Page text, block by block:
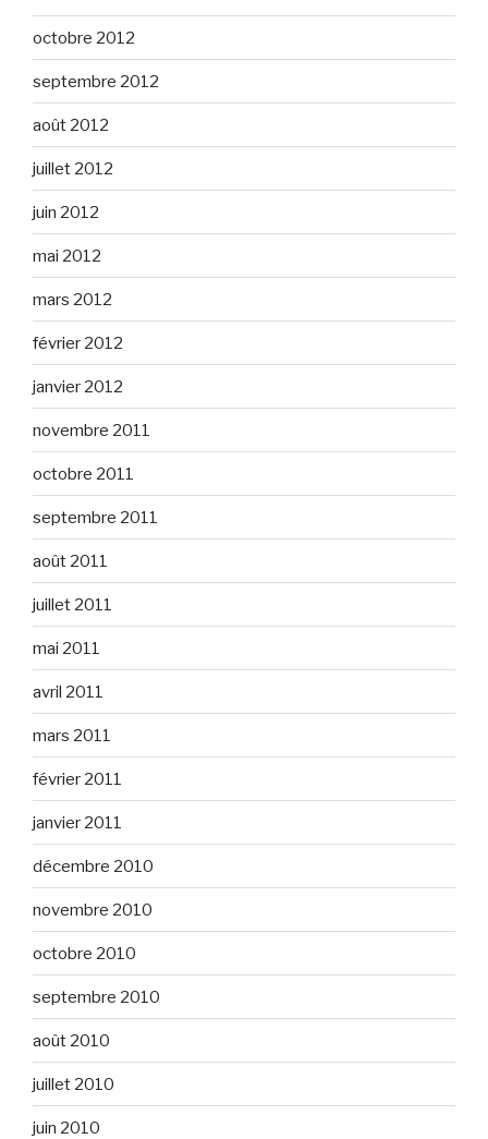
octobre 2012
septembre 2012
août 2012
juillet 2012
juin 2012
mai 2012
mars 2012
février 2012
janvier 2012
novembre 2011
octobre 2011
septembre 2011
août 2011
juillet 2011
mai 2011
avril 2011
mars 2011
février 2011
janvier 2011
décembre 2010
novembre 2010
octobre 2010
septembre 2010
août 2010
juillet 2010
juin 2010